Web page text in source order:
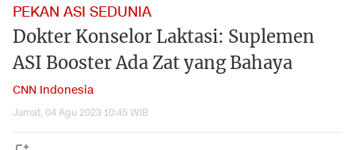
PEKAN ASI SEDUNIA
Dokter Konselor Laktasi: Suplemen
ASI Booster Ada Zat yang Bahaya
CNN Indonesia
Jumat, 04 Agu 2023 10:45 WIB